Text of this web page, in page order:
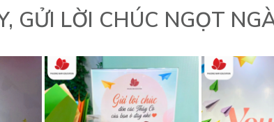
GỬI LỜI CHÚC NGỌT